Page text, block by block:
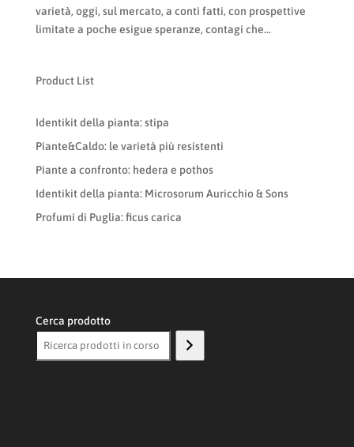
varietà, oggi, sul mercato, a conti fatti, con prospettive
limitate a poche esigue speranze, contagi che...
Product List
Identikit della pianta: stipa
Piante&Caldo: le varietà più resistenti
Piante a confronto: hedera e pothos
Identikit della pianta: Microsorum Auricchio & Sons
Profumi di Puglia: ficus carica
Cerca prodotto